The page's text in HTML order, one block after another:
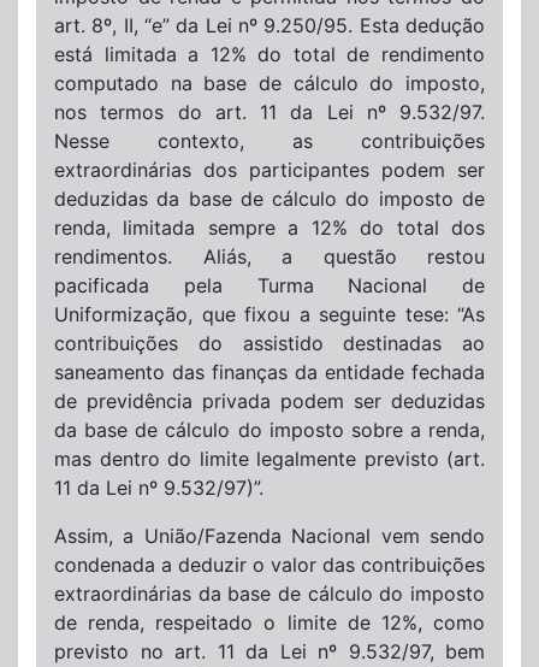
art. 8º, II, “e” da Lei nº 9.250/95. Esta dedução
está limitada a 12% do total de rendimento
computado na base de cálculo do imposto,
nos termos do art. 11 da Lei nº 9.532/97.
Nesse contexto, as contribuições
extraordinárias dos participantes podem ser
deduzidas da base de cálculo do imposto de
renda, limitada sempre a 12% do total dos
rendimentos. Aliás, a questão restou
pacificada pela Turma Nacional de
Uniformização, que fixou a seguinte tese: “As
contribuições do assistido destinadas ao
saneamento das finanças da entidade fechada
de previdência privada podem ser deduzidas
da base de cálculo do imposto sobre a renda,
mas dentro do limite legalmente previsto (art.
11 da Lei nº 9.532/97)”.
Assim, a União/Fazenda Nacional vem sendo
condenada a deduzir o valor das contribuições
extraordinárias da base de cálculo do imposto
de renda, respeitado o limite de 12%, como
previsto no art. 11 da Lei nº 9.532/97, bem